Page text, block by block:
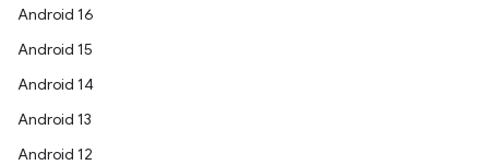
Android 16
Android 15
Android 14
Android 13
Android 12